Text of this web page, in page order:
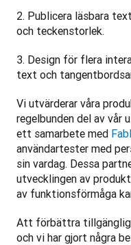
2. Publicera läsbara
och teckenstorlek.
3. Design för flera
text och
Vi utvärderar våra
regelbunden del av vår
ett samarbete med
användartester med
sin vardag. Dessa
utvecklingen av
av funktionsförmåga
Att förbättra
och vi har gjort några